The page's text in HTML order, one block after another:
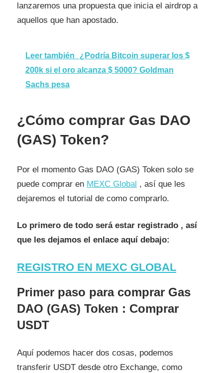
lanzaremos una propuesta que inicia el airdrop a
aquellos que han apostado.
Leer también
¿Podría Bitcoin superar los $
200k si el oro alcanza $ 5000? Goldman
Sachs pesa
¿Cómo comprar Gas DAO
(GAS) Token?
Por el momento Gas DAO (GAS) Token solo se
puede comprar en MEXC Global , así que les
dejaremos el tutorial de como comprarlo.
Lo primero de todo será estar registrado , así
que les dejamos el enlace aquí debajo:
REGISTRO EN MEXC GLOBAL
Primer paso para comprar Gas
DAO (GAS) Token : Comprar
USDT
Aquí podemos hacer dos cosas, podemos
transferir USDT desde otro Exchange, como